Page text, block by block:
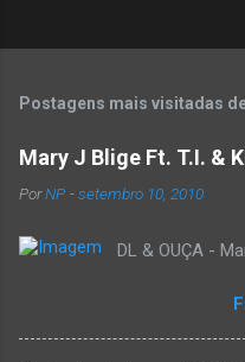
Postagens mais visitadas
Mary J Blige Ft. T.I. &
PorNP -setembro 10, 2010
DL & OUÇA -